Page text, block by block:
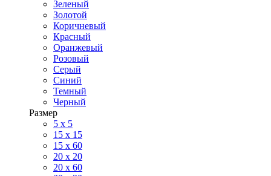
Зеленый
Золотой
Коричневый
Красный
Оранжевый
Розовый
Серый
Синий
Темный
Черный
Размер
5 x 5
15 x 15
15 x 60
20 х 20
20 x 60